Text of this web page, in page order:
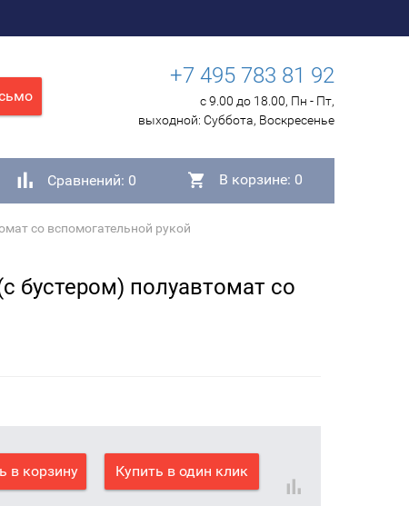
+7 495 783 81 92
с 9.00 до 18.00, Пн - Пт,
выходной: Суббота, Воскресенье
Сравнений: 0 В корзине: 0
со вспомогательной рукой
бустером) полуавтомат со
в корзину Купить в один клик